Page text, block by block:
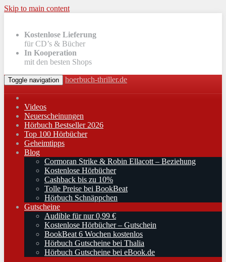
Skip to main content
Kostenlose Lieferung
für CD’s & Bücher
In Kooperation
mit den besten Shops
Toggle navigation hoerbuch-thriller.de
Videos
Neuerscheinungen
Hörbuch Bestseller 2026
Top 100 Hörbücher
Geheimtipps
Blog
Cormoran Strike & Robin Ellacott – Beziehung
Kostenlose Hörbücher
Cashback bis zu 10%
Tolle Preise bei BookBeat
Hörbuch Schnäppchen
Gutscheine
Audible für nur 0,99 €
Kostenlose Hörbücher – Gutschein
BookBeat 6 Wochen kostenlos
Hörbuch Gutscheine bei Thalia
Hörbuch Gutscheine bei eBook.de